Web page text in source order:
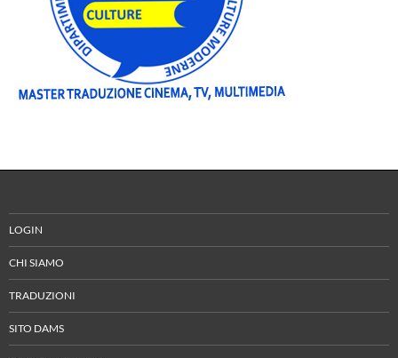
LOGIN
CHI SIAMO
TRADUZIONI
SITO DAMS